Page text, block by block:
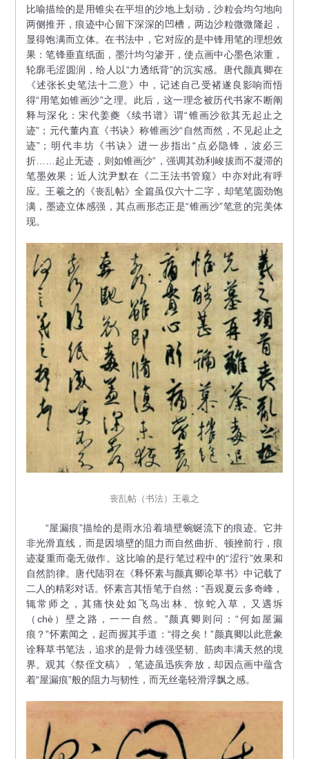
比喻描绘的是用锥尖在平坦的沙地上划动，沙粒会均匀地向
两侧推开，痕迹中心留下深深的凹槽，两边沙粒微微隆起，
显得饱满而立体。在书法中，它对应的是中锋用笔的理想效
果：笔锋垂直纸面，墨汁均匀渗开，使点画中心墨色浓重，
轮廓毛涩圆润，给人以“力透纸背”的沉实感。唐代颜真卿在
《述张长史笔法十二意》中，记述自己受褚遂良影响而悟
得“用笔如锥画沙”之理。此后，这一理念被历代书家不断阐
释与深化：宋代姜夔《续书谱》谓“锥画沙欲其无起止之
迹”；元代董内直《书诀》称锥画沙“自然而然，不见起止之
迹”；明代丰坊《书诀》进一步指出“点必隐锋，波必三
折……起止无迹，则如锥画沙”，强调其劲利峻拔而不凝滞的
笔墨效果；近人沈尹默在《二王法书管窥》中亦对此有呼
应。王羲之的《丧乱帖》全篇虽仅六十二字，却笔笔圆劲饱
满，墨迹立体感强，其点画形态正是“锥画沙”笔意的完美体
现。
丧乱帖（书法）王羲之
“屋漏痕”描绘的是雨水沿着墙壁蜿蜒流下的痕迹。它并
非光滑直线，而是因墙壁的阻力而自然曲折、顿挫前行，痕
迹凝重而毫无做作。这比喻的是行笔过程中的“涩行”效果和
自然韵律。唐代陆羽在《释怀素与颜真卿论草书》中记载了
二人的精彩对话。怀素言其悟笔于自然：“吾观夏云多奇峰，
辄常师之，其痛快处如飞鸟出林、惊蛇入草，又遇坼
（ chè）壁之路，一一自然。”颜真卿则问：“何如屋漏
痕？”怀素闻之，起而握其手道：“得之矣！”颜真卿以此意象
诠释草书笔法，追求的是骨力雄强坚韧、筋肉丰满天然的境
界。观其《祭侄文稿》，笔迹虽迅疾奔放，却因点画中蕴含
着“屋漏痕”般的阻力与韧性，而无丝毫轻滑浮飘之感。